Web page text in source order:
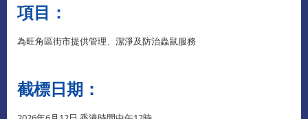
項目：
為旺角區街市提供管理、潔淨及防治蟲鼠服務
截標日期：